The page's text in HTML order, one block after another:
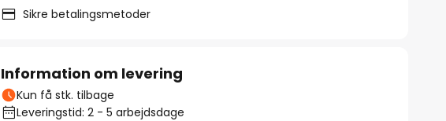
Sikre betalingsmetoder
Information om levering
Kun få stk. tilbage
Leveringstid: 2 - 5 arbejdsdage